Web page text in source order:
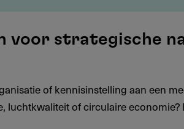
voor strategische
of kennisinstelling aan een
luchtkwaliteit of circulaire economie?